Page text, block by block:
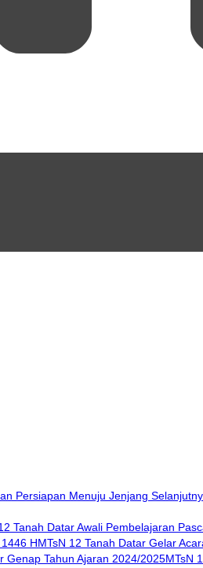
Tanah Datar Awali Pembelajaran
MTsN 12 Tanah Datar Gelar
MTsN